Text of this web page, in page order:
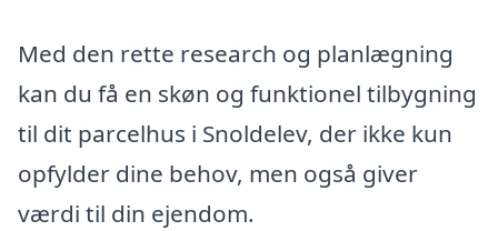
Med den rette research og planlægning
kan du få en skøn og funktionel tilbygning
til dit parcelhus i Snoldelev, der ikke kun
opfylder dine behov, men også giver
værdi til din ejendom.